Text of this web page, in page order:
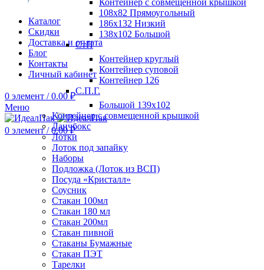
Каталог
Скидки
Доставка и оплата
Блог
Контакты
Личный кабинет
0 элемент / 0.00₽
Меню
0 элемент / 0.00₽
Контейнер с совмещенной крышкой
108х82 Прямоугольный
186х132 Низкий
138х102 Большой
СтП
Контейнер круглый
Контейнер суповой
Контейнер 126
С.П.Г.
Большой 139х102
Контейнер с совмещенной крышкой
Ланчбокс
Лотки
Лоток под запайку
Наборы
Подложка (Лоток из ВСП)
Посуда «Кристалл»
Соусник
Стакан 100мл
Стакан 180 мл
Стакан 200мл
Стакан пивной
Стаканы Бумажные
Стакан ПЭТ
Тарелки